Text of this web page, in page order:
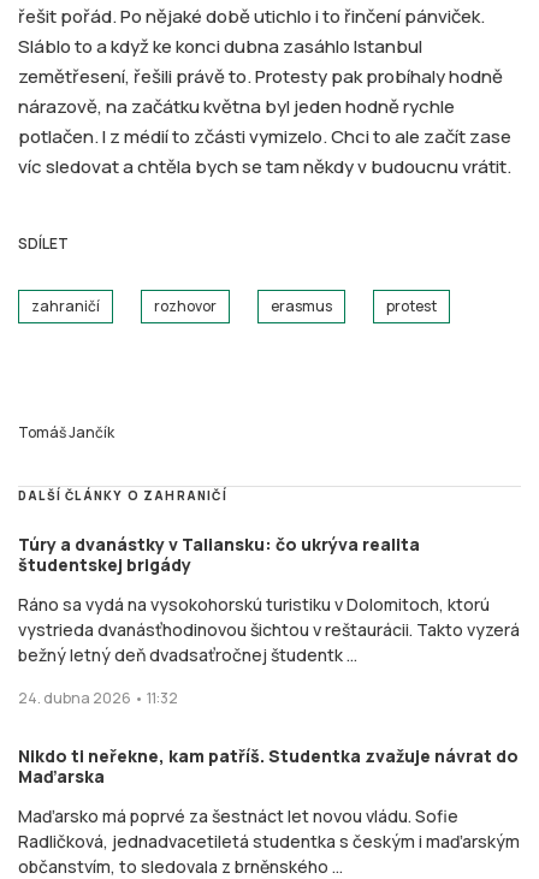
řešit pořád. Po nějaké době utichlo i to řinčení pánviček.
Sláblo to a když ke konci dubna zasáhlo Istanbul
zemětřesení, řešili právě to. Protesty pak probíhaly hodně
nárazově, na začátku května byl jeden hodně rychle
potlačen. I z médií to zčásti vymizelo. Chci to ale začít zase
víc sledovat a chtěla bych se tam někdy v budoucnu vrátit.
SDÍLET
zahraničí rozhovor erasmus protest
Tomáš Jančík
DALŠÍ ČLÁNKY O ZAHRANIČÍ
Túry a dvanástky v Taliansku: čo ukrýva realita
študentskej brigády
Ráno sa vydá na vysokohorskú turistiku v Dolomitoch, ktorú
vystrieda dvanásťhodinovou šichtou v reštaurácii. Takto vyzerá
bežný letný deň dvadsaťročnej študentk ...
24. dubna 2026 • 11:32
Nikdo ti neřekne, kam patříš. Studentka zvažuje návrat do
Maďarska
Maďarsko má poprvé za šestnáct let novou vládu. Sofie
Radličková, jednadvacetiletá studentka s českým i maďarským
občanstvím, to sledovala z brněnského ...